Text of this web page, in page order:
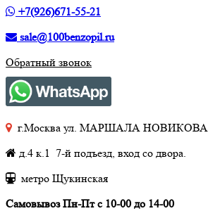
+7(926)671-55-21
sale@100benzopil.ru
Обратный звонок
г.Москва ул. МАРШАЛА НОВИКОВА
д.4 к.1 7-й подъезд, вход со двора.
метро Щукинская
Самовывоз Пн-Пт с 10-00 до 14-00